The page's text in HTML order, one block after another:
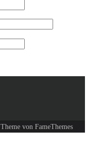
Theme von FameThemes